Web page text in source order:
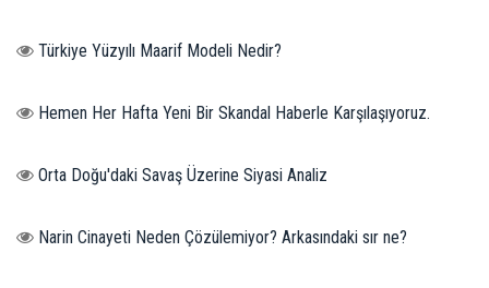
Türkiye Yüzyılı Maarif Modeli Nedir?
Hemen Her Hafta Yeni Bir Skandal Haberle Karşılaşıyoruz.
Orta Doğu'daki Savaş Üzerine Siyasi Analiz
Narin Cinayeti Neden Çözülemiyor? Arkasındaki sır ne?